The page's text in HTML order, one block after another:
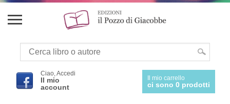
Ciao, Accedi
Il mio
account
Il mio carrello
ci sono 0 prodotti